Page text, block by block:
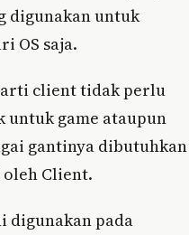
digunakan untuk
OS saja.
client tidak perlu
untuk game ataupun
gantinya dibutuhkan
oleh Client.
digunakan pada